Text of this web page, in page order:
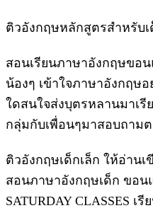
ติวอังกฤษหลักสูตรสำหรับ
สอนเรียนภาษาอังกฤษขอ
น้องๆ เข้าใจภาษาอังกฤษ
ใดสนใจส่งบุตรหลานมาเ
กลุ่มกับเพื่อนๆมาสอบถามต
ติวอังกฤษเด็กเล็ก ให้อ่านเ
สอนภาษาอังกฤษเด็ก ขอ
SATURDAY CLASSES